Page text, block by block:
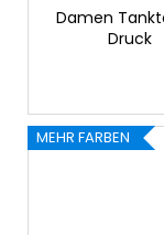
Damen
Druck
MEHR FARBEN